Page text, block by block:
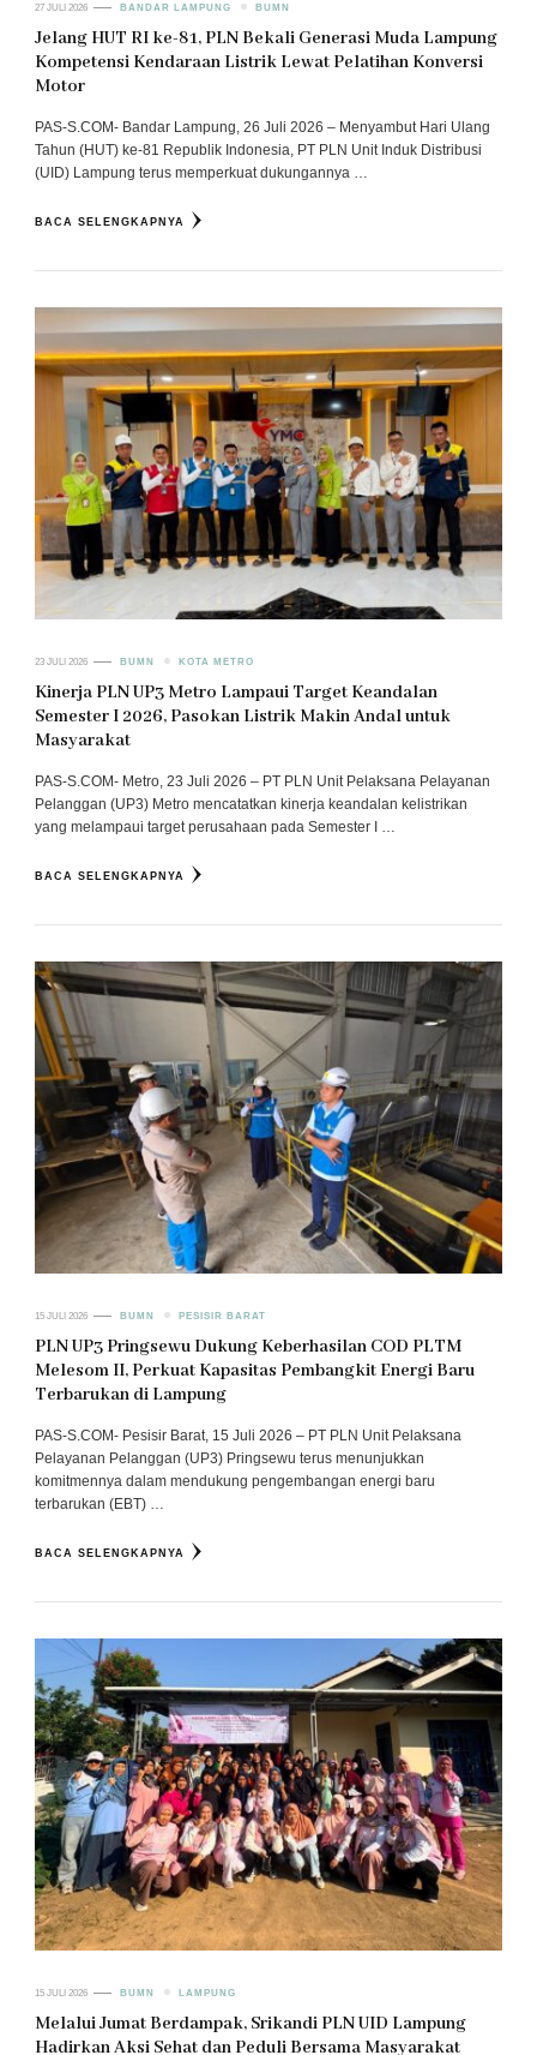
27 JULI 2026 BANDAR LAMPUNG BUMN
Jelang HUT RI ke-81, PLN Bekali Generasi Muda Lampung
Kompetensi Kendaraan Listrik Lewat Pelatihan Konversi
Motor
PAS-S.COM- Bandar Lampung, 26 Juli 2026 – Menyambut Hari Ulang
Tahun (HUT) ke-81 Republik Indonesia, PT PLN Unit Induk Distribusi
(UID) Lampung terus memperkuat dukungannya …
BACA SELENGKAPNYA
23 JULI 2026 BUMN KOTA METRO
Kinerja PLN UP3 Metro Lampaui Target Keandalan
Semester I 2026, Pasokan Listrik Makin Andal untuk
Masyarakat
PAS-S.COM- Metro, 23 Juli 2026 – PT PLN Unit Pelaksana Pelayanan
Pelanggan (UP3) Metro mencatatkan kinerja keandalan kelistrikan
yang melampaui target perusahaan pada Semester I …
BACA SELENGKAPNYA
15 JULI 2026 BUMN PESISIR BARAT
PLN UP3 Pringsewu Dukung Keberhasilan COD PLTM
Melesom II, Perkuat Kapasitas Pembangkit Energi Baru
Terbarukan di Lampung
PAS-S.COM- Pesisir Barat, 15 Juli 2026 – PT PLN Unit Pelaksana
Pelayanan Pelanggan (UP3) Pringsewu terus menunjukkan
komitmennya dalam mendukung pengembangan energi baru
terbarukan (EBT) …
BACA SELENGKAPNYA
15 JULI 2026 BUMN LAMPUNG
Melalui Jumat Berdampak, Srikandi PLN UID Lampung
Hadirkan Aksi Sehat dan Peduli Bersama Masyarakat